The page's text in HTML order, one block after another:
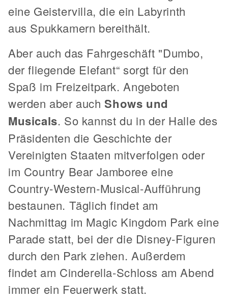
eine Geistervilla, die ein Labyrinth
aus Spukkamern bereithält.
Aber auch das Fahrgeschäft "Dumbo,
der fliegende Elefant“ sorgt für den
Spaß im Freizeitpark. Angeboten
werden aber auch Shows und
Musicals. So kannst du in der Halle des
Präsidenten die Geschichte der
Vereinigten Staaten mitverfolgen oder
im Country Bear Jamboree eine
Country-Western-Musical-Aufführung
bestaunen. Täglich findet am
Nachmittag im Magic Kingdom Park eine
Parade statt, bei der die Disney-Figuren
durch den Park ziehen. Außerdem
findet am Cinderella-Schloss am Abend
immer ein Feuerwerk statt.